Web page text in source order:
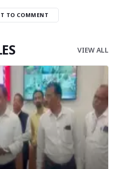
TO COMMENT
VIEW ALL